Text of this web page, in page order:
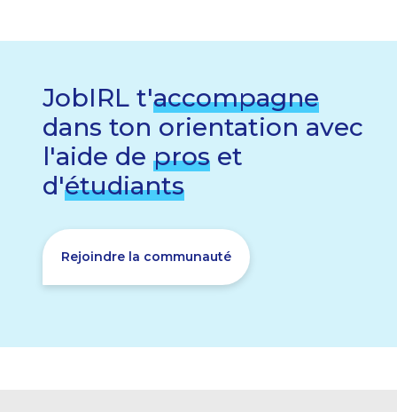
JobIRL t'accompagne
dans ton orientation avec
l'aide de pros et
d'étudiants
Rejoindre la communauté